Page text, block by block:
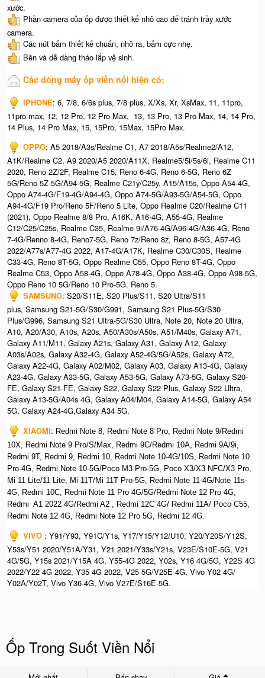
xước.
Phần camera của ốp được thiết kế nhô cao để tránh trầy xước
camera.
Các nút bấm thiết kế chuẩn, nhô ra, bấm cực nhẹ.
Bền và dễ dàng tháo lắp vệ sinh.
Các dòng máy ốp viền nổi hiện có:
IPHONE: 6, 7/8, 6/6s plus, 7/8 plus, X/Xs, Xr, XsMax, 11, 11pro,
11pro max, 12, 12 Pro, 12 Pro Max, 13, 13 Pro, 13 Pro Max, 14, 14 Pro,
14 Plus, 14 Pro Max, 15, 15Pro, 15Max, 15Pro Max.
OPPO: A5 2018/A3s/Realme C1, A7 2018/A5s/Realme2/A12,
A1K/Realme C2, A9 2020/A5 2020/A11X, Realme5/5i/5s/6i, Realme C11
2020, Reno 2Z/2F, Realme C15, Reno 6-4G, Reno 6-5G, Reno 6Z
5G/Reno 5Z-5G/A94-5G, Realme C21y/C25y, A15/A15s, Oppo A54-4G,
Oppo A74-4G/F19-4G/A94-4G, Oppo A74-5G/A93-5G/A54-5G, Oppo
A94-4G/F19 Pro/Reno 5F/Reno 5 Lite, Oppo Realme C20/Realme C11
(2021), Oppo Realme 8/8 Pro, A16K, A16-4G, A55-4G, Realme
C12/C25/C25s, Realme C35, Realme 9i/A76-4G/A96-4G/A36-4G, Reno
7-4G/Renno 8-4G, Reno7-5G, Reno 7z/Reno 8z, Reno 8-5G, A57-4G
2022/A77s/A77-4G 2022, A17-4G/A17K, Realme C30/C30S, Realme
C33-4G, Reno 8T-5G, Oppo Realme C55, Oppo Reno 8T-4G, Oppo
Realme C53, Oppo A58-4G, Oppo A78-4G, Oppo A38-4G, Oppo A98-5G,
Oppo Reno 10 5G/Reno 10 Pro-5G. Reno 5.
SAMSUNG: S20/S11E, S20 Plus/S11, S20 Ultra/S11
plus, Samsung S21-5G/S30/G991, Samsung S21 Plus-5G/S30
Plus/G996, Samsung S21 Ultra-5G/S30 Ultra, Note 20, Note 20 Ultra,
A10, A20/A30, A10s, A20s, A50/A30s/A50s, A51/M40s, Galaxy A71,
Galaxy A11/M11, Galaxy A21s, Galaxy A31, Galaxy A12, Galaxy
A03s/A02s, Galaxy A32-4G, Galaxy A52-4G/5G/A52s, Galaxy A72,
Galaxy A22-4G, Galaxy A02/M02, Galaxy A03, Galaxy A13-4G, Galaxy
A23-4G, Galaxy A33-5G, Galaxy A53-5G, Galaxy A73-5G, Galaxy S20-
FE, Galaxy S21-FE, Galaxy S22, Galaxy S22 Plus, Galaxy S22 Ultra,
Galaxy A13-5G/A04s 4G, Galaxy A04/M04, Galaxy A14-5G, Galaxy A54
5G, Galaxy A24-4G,Galaxy A34 5G.
XIAOMI: Redmi Note 8, Redmi Note 8 Pro, Redmi Note 9/Redmi
10X, Redmi Note 9 Pro/S/Max, Redmi 9C/Redmi 10A, Redmi 9A/9i,
Redmi 9T, Redmi 9, Redmi 10, Redmi Note 10-4G/10S, Redmi Note 10
Pro-4G, Redmi Note 10-5G/Poco M3 Pro-5G, Poco X3/X3 NFC/X3 Pro,
Mi 11 Lite/11 Lite, Mi 11T/Mi 11T Pro-5G, Redmi Note 11-4G/Note 11s-
4G, Redmi 10C, Redmi Note 11 Pro 4G/5G/Redmi Note 12 Pro 4G,
Redmi A1 2022 4G/Redmi A2 , Redmi 12C 4G/ Redmi 11A/ Poco C55,
Redmi Note 12 4G, Redmi Note 12 Pro 5G, Redmi 12 4G.
VIVO : Y91/Y93, Y91C/Y1s, Y17/Y15/Y12/U10, Y20/Y20S/Y12S,
Y53s/Y51 2020/Y51A/Y31, Y21 2021/Y33s/Y21s, V23E/S10E-5G, V21
4G/5G, Y15s 2021/Y15A 4G, Y55-4G 2022, Y02s, Y16 4G/5G, Y22S 4G
2022/Y22 4G 2022, Y35 4G 2022, V25 5G/V25E 4G, Vivo Y02 4G/
Y02A/Y02T, Vivo Y36-4G, Vivo V27E/S16E-5G.
Ốp Trong Suốt Viền Nổi